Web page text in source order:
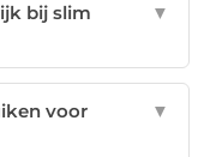
bij slim
▼
voor
▼